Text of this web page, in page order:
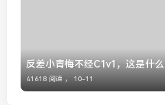
反差小青梅不经C1v1，这是什么
41618 阅读 ， 10-11